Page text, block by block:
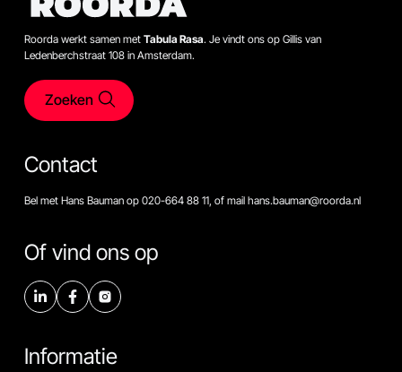
Roorda werkt samen met Tabula Rasa. Je vindt ons op Gillis van
Ledenberchstraat 108 in Amsterdam.
Zoeken
Contact
Bel met Hans Bauman op 020-664 88 11, of mail hans.bauman@roorda.nl
Of vind ons op
Informatie